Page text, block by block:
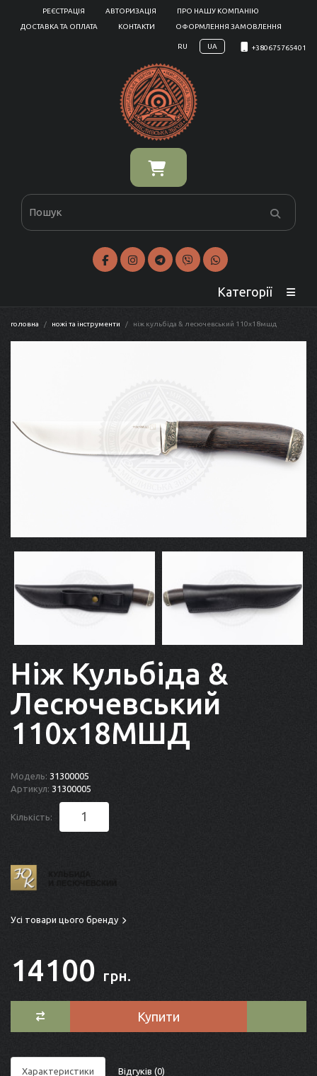
РЕЄСТРАЦІЯ АВТОРИЗАЦІЯ
ПРО НАШУ КОМПАНІЮ
ДОСТАВКА ТА ОПЛАТА
КОНТАКТИ ОФОРМЛЕННЯ ЗАМОВЛЕННЯ
RU UA +380675765401
Категорії
головна ножі та інструменти ніж кульбіда & лесючевський 110x18мшд
Ніж Кульбіда &
Лесючевський
110x18МШД
Модель: 31300005
Артикул: 31300005
Кількість:
Усі товари цього бренду
14100 грн.
Купити
Характеристики Відгуків (0)